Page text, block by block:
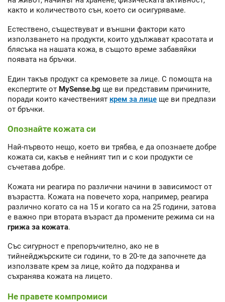
както и количеството сън, което си осигуряваме.
Естествено, съществуват и външни фактори като
използването на продукти, които удължават красотата и
блясъка на нашата кожа, в същото време забавяйки
появата на бръчки.
Един такъв продукт са кремовете за лице. С помощта на
експертите от MySense.bg ще ви представим причините,
поради които качественият крем за лице ще ви предпази
от бръчки.
Опознайте кожата си
Най-първото нещо, което ви трябва, е да опознаете добре
кожата си, какъв е нейният тип и с кои продукти се
съчетава добре.
Кожата ни реагира по различни начини в зависимост от
възрастта. Кожата на повечето хора, например, реагира
различно когато са на 15 и когато са на 25 години, затова
е важно при втората възраст да промените режима си на
грижа за кожата.
Със сигурност е препоръчително, ако не в
тийнейджърските си години, то в 20-те да започнете да
използвате крем за лице, който да подхранва и
съхранява кожата на лицето.
Не правете компромиси